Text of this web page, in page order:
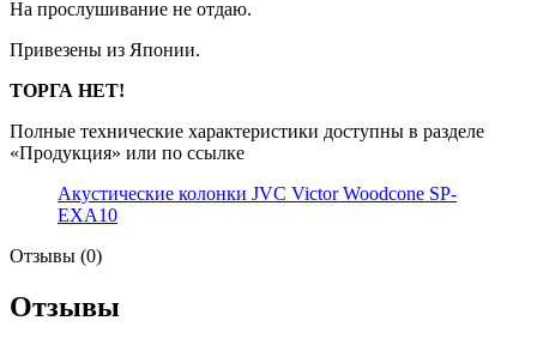
На прослушивание не отдаю.
Привезены из Японии.
ТОРГА НЕТ!
Полные технические характеристики доступны в разделе
«Продукция» или по ссылке
Акустические колонки JVC Victor Woodcone SP-
EXA10
Отзывы (0)
Отзывы